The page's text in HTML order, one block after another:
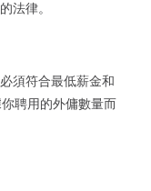
法律。
須符合最低薪金和
聘用的外傭數量而